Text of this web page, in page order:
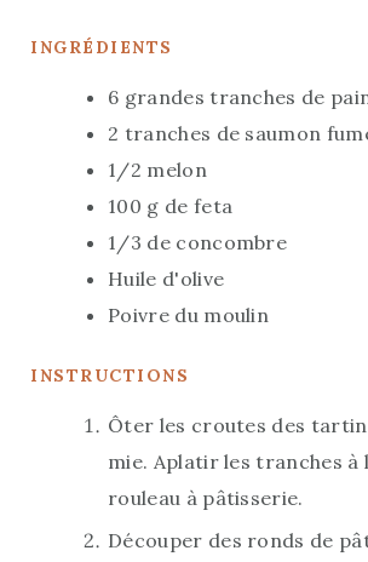
S
INGRÉDIENTS
6 grandes tranches de
2 tranches de saumon
1/2 melon
100 g de feta
1/3 de concombre
Huile d'olive
Poivre du moulin
INSTRUCTIONS
Ôter les croutes des
mie. Aplatir les tranches à
rouleau à pâtisserie.
Découper des ronds de